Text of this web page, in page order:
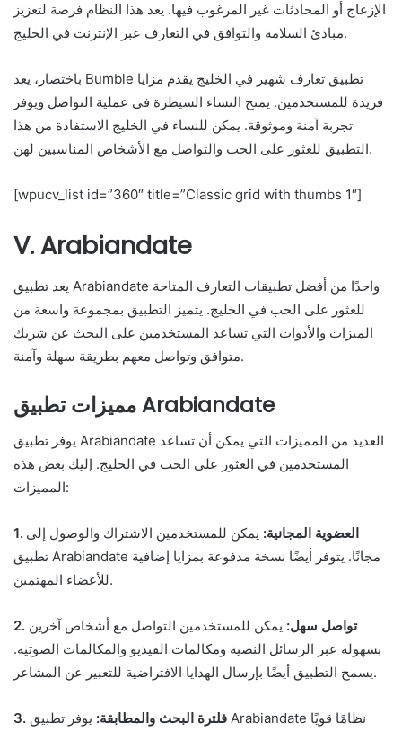
الإزعاج أو المحادثات غير المرغوب فيها. يعد هذا النظام فرصة لتعزيز
مبادئ السلامة والتوافق في التعارف عبر الإنترنت في الخليج.
باختصار، يعد Bumble تطبيق تعارف شهير في الخليج يقدم مزايا
فريدة للمستخدمين. يمنح النساء السيطرة في عملية التواصل ويوفر
تجربة آمنة وموثوقة. يمكن للنساء في الخليج الاستفادة من هذا
التطبيق للعثور على الحب والتواصل مع الأشخاص المناسبين لهن.
[wpucv_list id=”360″ title=”Classic grid with thumbs 1″]
V. Arabiandate
يعد تطبيق Arabiandate واحدًا من أفضل تطبيقات التعارف المتاحة
للعثور على الحب في الخليج. يتميز التطبيق بمجموعة واسعة من
الميزات والأدوات التي تساعد المستخدمين على البحث عن شريك
متوافق وتواصل معهم بطريقة سهلة وآمنة.
مميزات تطبيق Arabiandate
يوفر تطبيق Arabiandate العديد من المميزات التي يمكن أن تساعد
المستخدمين في العثور على الحب في الخليج. إليك بعض هذه
المميزات:
1. العضوية المجانية: يمكن للمستخدمين الاشتراك والوصول إلى
تطبيق Arabiandate مجانًا. يتوفر أيضًا نسخة مدفوعة بمزايا إضافية
للأعضاء المهتمين.
2. تواصل سهل: يمكن للمستخدمين التواصل مع أشخاص آخرين
بسهولة عبر الرسائل النصية ومكالمات الفيديو والمكالمات الصوتية.
يسمح التطبيق أيضًا بإرسال الهدايا الافتراضية للتعبير عن المشاعر.
3. فلترة البحث والمطابقة: يوفر تطبيق Arabiandate نظامًا قويًا